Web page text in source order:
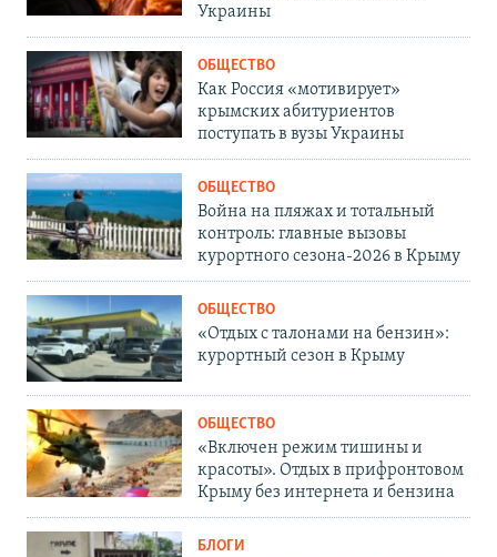
Украины
ОБЩЕСТВО
Как Россия «мотивирует»
крымских абитуриентов
поступать в вузы Украины
ОБЩЕСТВО
Война на пляжах и тотальный
контроль: главные вызовы
курортного сезона-2026 в Крыму
ОБЩЕСТВО
«Отдых с талонами на бензин»:
курортный сезон в Крыму
ОБЩЕСТВО
«Включен режим тишины и
красоты». Отдых в прифронтовом
Крыму без интернета и бензина
БЛОГИ